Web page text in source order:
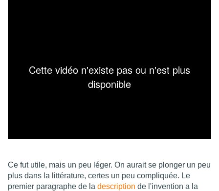
Ce fut utile, mais un peu léger. On aurait se plonger un peu
plus dans la littérature, certes un peu compliquée. Le
premier paragraphe de la description de l'invention a la